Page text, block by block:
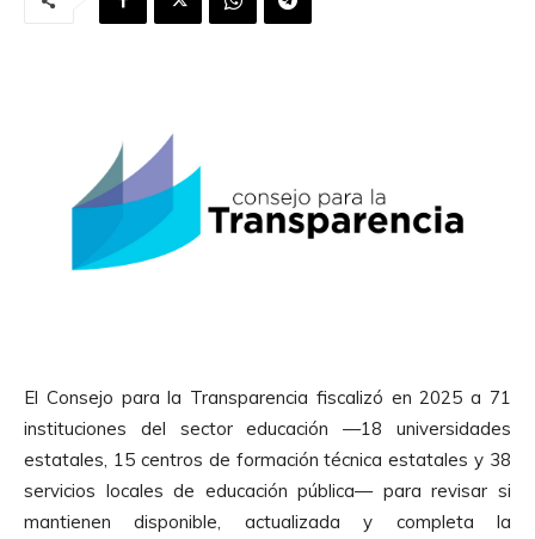
El Consejo para la Transparencia fiscalizó en 2025 a 71
instituciones del sector educación —18 universidades
estatales, 15 centros de formación técnica estatales y 38
servicios locales de educación pública— para revisar si
mantienen disponible, actualizada y completa la